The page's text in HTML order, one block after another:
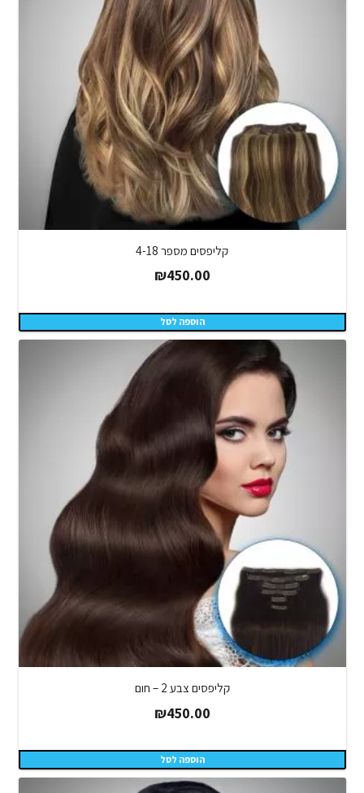
קליפסים מספר 4-18
₪450.00
הוספה לסל
קליפסים צבע 2 – חום
₪450.00
הוספה לסל